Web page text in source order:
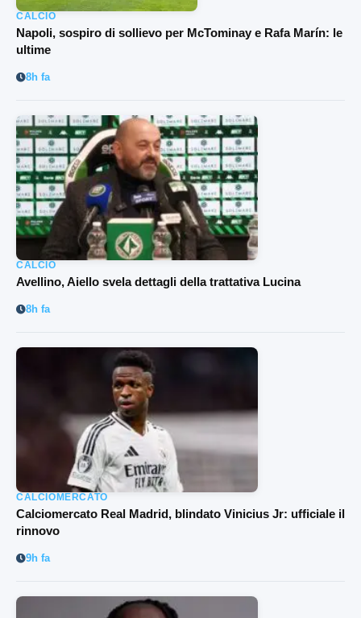
CALCIO
Napoli, sospiro di sollievo per McTominay e Rafa Marín: le
ultime
8h fa
CALCIO
Avellino, Aiello svela dettagli della trattativa Lucina
8h fa
CALCIOMERCATO
Calciomercato Real Madrid, blindato Vinicius Jr: ufficiale il
rinnovo
9h fa